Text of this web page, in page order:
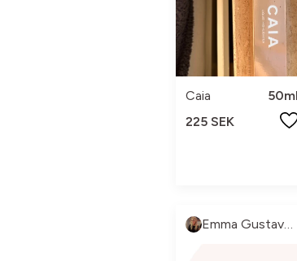
Caia
50ml
225 SEK
Emma Gustavsson